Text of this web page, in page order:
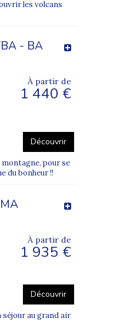
avec les
les volcans
- BA
À partir de
1 440 €
Découvrir
montagne, pour se
du bonheur !!
À partir de
1 935 €
Découvrir
séjour au grand air